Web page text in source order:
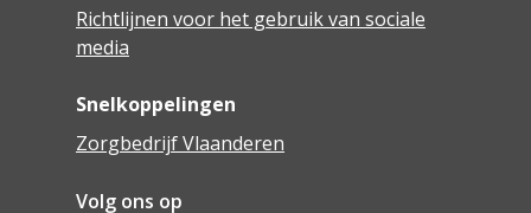
Richtlijnen voor het gebruik van sociale
media
Snelkoppelingen
Zorgbedrijf Vlaanderen
Volg ons op